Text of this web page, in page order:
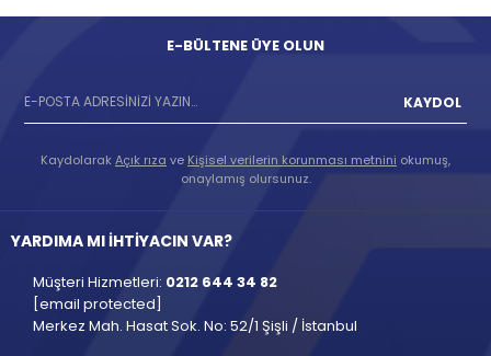
E-BÜLTENE ÜYE OLUN
KAYDOL
KaydolarakAçık rıza ve Kişisel verilerin korunması metnini okumuş,
onaylamış olursunuz.
YARDIMA MI İHTİYACIN VAR?
Müşteri Hizmetleri: 0212 644 34 82
[email protected]
Merkez Mah. Hasat Sok. No: 52/1 Şişli / İstanbul